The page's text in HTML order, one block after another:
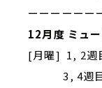
ーーーーーー
12月度 ミュ
[月曜] 1, 2週
3, 4週目